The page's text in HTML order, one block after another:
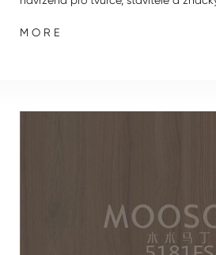
pečlivě vyrobenou ocelí-
M O R E